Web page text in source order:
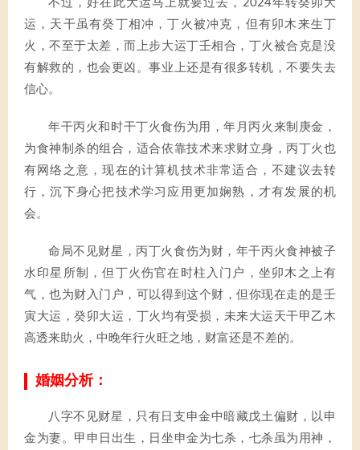
不过，好在此大运马上就要过去，2024年转癸卯大
运，天干虽有癸丁相冲，丁火被冲克，但有卯木来生丁
火，不至于太差，而上步大运丁壬相合，丁火被合克是没
有解救的，也会更凶。事业上还是有很多转机，不要失去
信心。
年干丙火和时干丁火食伤为用，年月丙火来制庚金，
为食神制杀的组合，适合依靠技术来求财立身，丙丁火也
有网络之意，现在的计算机技术非常适合，不建议去转
行，沉下身心把技术学习应用更加娴熟，才有发展的机
会。
命局不见财星，丙丁火食伤为财，年干丙火食神被子
水印星所制，但丁火伤官在时柱入门户，坐卯木之上有
气，也为财入门户，可以得到这个财，但你现在走的是壬
寅大运，癸卯大运，丁火均有受损，未来大运天干甲乙木
高透来助火，中晚年行火旺之地，财富还是不差的。
婚姻分析：
八字不见财星，只有日支申金中暗藏戊土偏财，以申
金为妻。甲申日出生，日坐申金为七杀，七杀虽为用神，